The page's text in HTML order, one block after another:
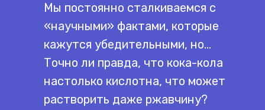
Мы постоянно сталкиваемся с
«научными» фактами, которые
кажутся убедительными, но…
Точно ли правда, что кока-кола
настолько кислотна, что может
растворить даже ржавчину?